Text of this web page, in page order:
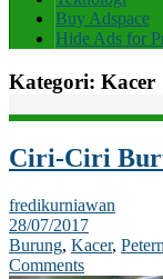
Buy Adspace
Hide Ads for
Kategori: Kacer
Ciri-Ciri
fredikurniawan
28/07/2017
Burung, Kacer,
Comments